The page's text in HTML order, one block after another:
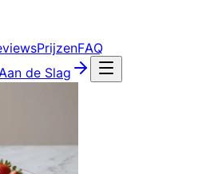
PrijzenFAQ
de Slag